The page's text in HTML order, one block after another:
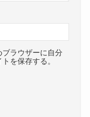
ラウザーに自分
を保存する。